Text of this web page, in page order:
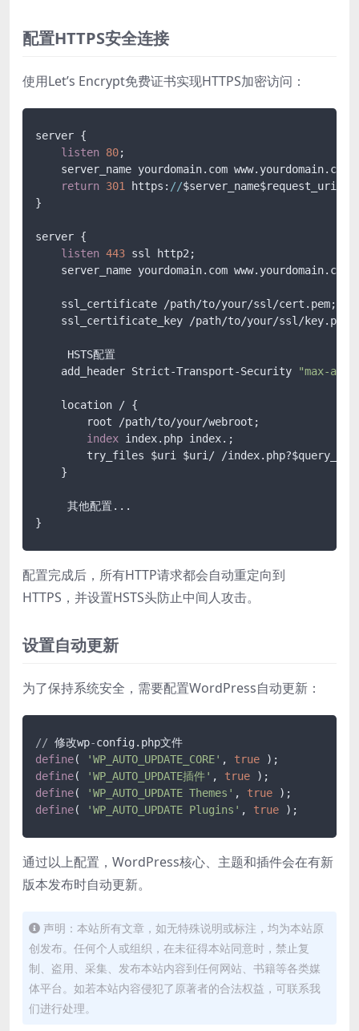
配置HTTPS安全连接
使用Let’s Encrypt免费证书实现HTTPS加密访问：
server {
listen 80;
    server_name yourdomain.com www.yourdomain.com;
return 301 https: //$server_name$request_uri;
}
server {
listen 443 ssl http2;
    server_name yourdomain.com www.yourdomain.com;
    ssl_certificate /path/to/your/ssl/cert.pem;
    ssl_certificate_key /path/to/your/ssl/key.pem;
     HSTS配置
    add_header Strict-Transport-Security
"max-
    location / {
        root /path/to/your/webroot;
index index.php index.;
try_files $uri $uri/ /
    }
     其他配置...
配置完成后，所有HTTP请求都会自动重定向到
HTTPS，并设置HSTS头防止中间人攻击。
设置自动更新
为了保持系统安全，需要配置WordPress自动更新：
// 修改wp-
define( 'WP_AUTO_UPDATE_CORE' , true
define( 'WP_AUTO_UPDATE插件' , true
define( 'WP_AUTO_UPDATE Themes' , true
define( 'WP_AUTO_UPDATE Plugins' , true
通过以上配置，WordPress核心、主题和插件会在有新
版本发布时自动更新。
声明：本站所有文章，如无特殊说明或标注，均为本站原
创发布。任何个人或组织，在未征得本站同意时，禁止复
制、盗用、采集、发布本站内容到任何网站、书籍等各类媒
体平台。如若本站内容侵犯了原著者的合法权益，可联系我
们进行处理。